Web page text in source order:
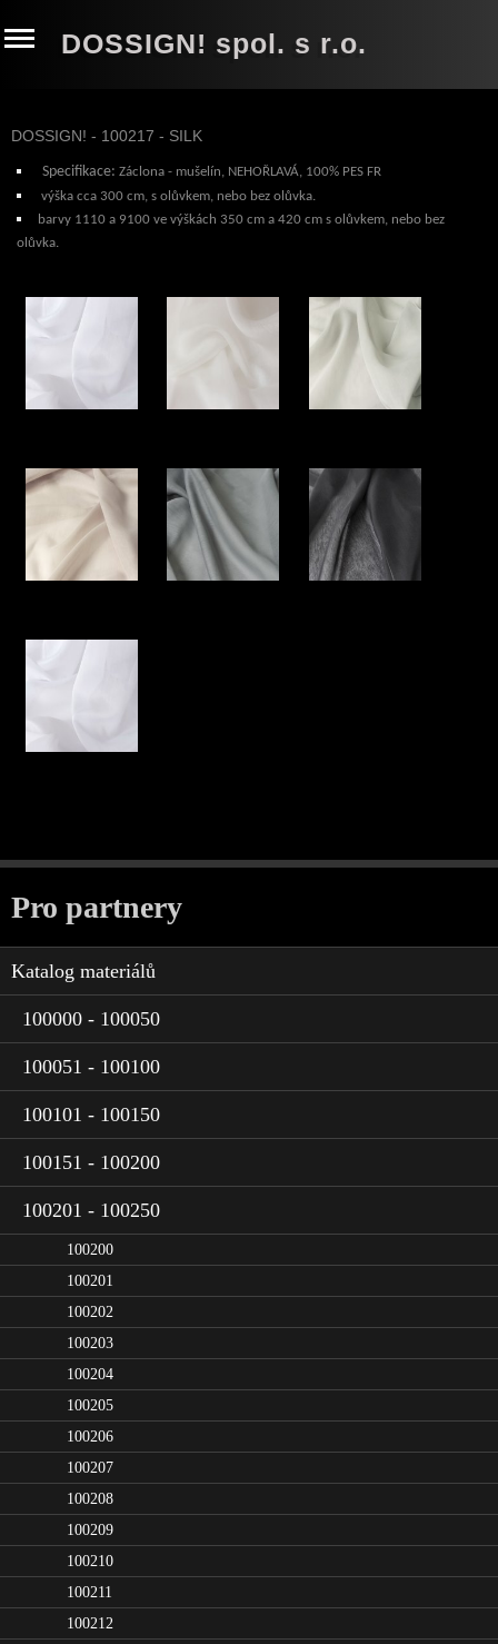
DOSSIGN! spol. s r.o.
DOSSIGN! - 100217 - SILK
Specifikace: Záclona - mušelín, NEHOŘLAVÁ, 100% PES FR
výška cca 300 cm, s olůvkem, nebo bez olůvka.
barvy 1110 a 9100 ve výškách 350 cm a 420 cm s olůvkem, nebo bez
olůvka.
Pro partnery
Katalog materiálů
100000 - 100050
100051 - 100100
100101 - 100150
100151 - 100200
100201 - 100250
100200
100201
100202
100203
100204
100205
100206
100207
100208
100209
100210
100211
100212